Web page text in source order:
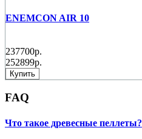
ENEMCON AIR 10
237700р.
252899р.
Купить
FAQ
Что такое древесные пеллеты?